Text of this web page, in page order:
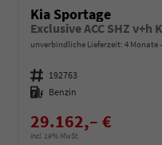
Kia Sportage
Exclusive ACC SHZ v+h
unverbindliche Lieferzeit: 4 Monate
Fahrzeugnummer 192763
Kraftstoff Benzin
29.162,– €
incl. 19% MwSt.